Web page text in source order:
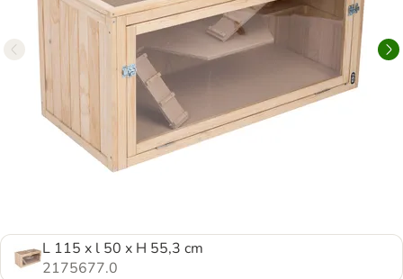
L 115 x l 50 x H 55,3 cm
2175677.0